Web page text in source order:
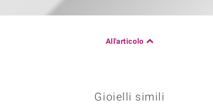
All'articolo
Gioielli simili